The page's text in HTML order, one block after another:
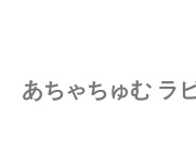
あちゃちゅむ ラ